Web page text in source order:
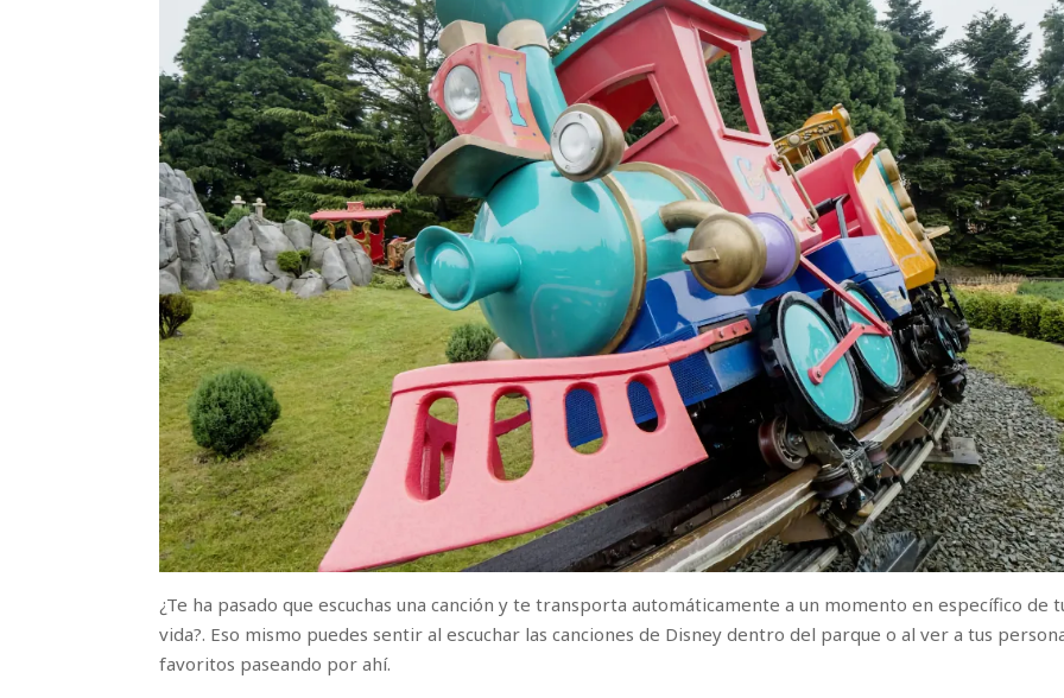
¿Te ha pasado que escuchas una canción y te transporta automáticamente a un momento en específico de
vida?. Eso mismo puedes sentir al escuchar las canciones de Disney dentro del parque o al ver a tus
favoritos paseando por ahí.